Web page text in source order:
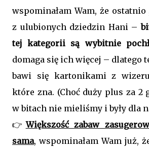
wspominałam Wam, że
z ulubionych dziedzin Hani –
tej kategorii są wybitnie
domaga się ich więcej – dlatego
bawi się kartonikami z
które zna. (Choć duży plus za 2
w bitach nie mieliśmy i były dla
👉Większość zabaw
sama, wspominałam Wam już,